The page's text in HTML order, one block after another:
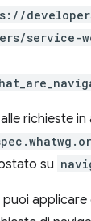
service-
richieste in
su